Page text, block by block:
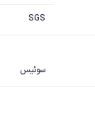
SGS
سوئیس